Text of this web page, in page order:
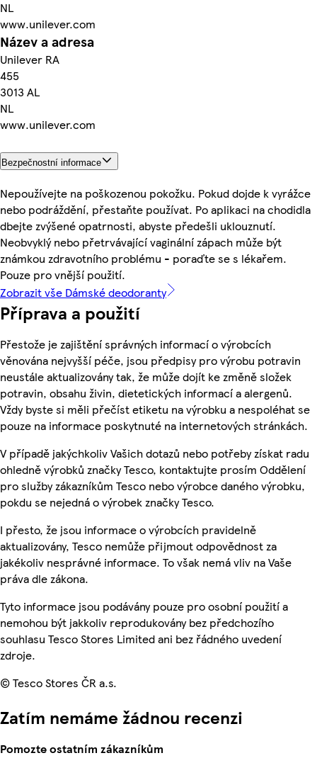
NL
www.unilever.com
Název a adresa
Unilever RA
455
3013 AL
NL
www.unilever.com
Bezpečnostní informace
Nepoužívejte na poškozenou pokožku. Pokud dojde k vyrážce
nebo podráždění, přestaňte používat. Po aplikaci na chodidla
dbejte zvýšené opatrnosti, abyste předešli uklouznutí.
Neobvyklý nebo přetrvávající vaginální zápach může být
známkou zdravotního problému - poraďte se s lékařem.
Pouze pro vnější použití.
Zobrazit vše Dámské deodoranty
Příprava a použití
Přestože je zajištění správných informací o výrobcích
věnována nejvyšší péče, jsou předpisy pro výrobu potravin
neustále aktualizovány tak, že může dojít ke změně složek
potravin, obsahu živin, dietetických informací a alergenů.
Vždy byste si měli přečíst etiketu na výrobku a nespoléhat se
pouze na informace poskytnuté na internetových stránkách.
V případě jakýchkoliv Vašich dotazů nebo potřeby získat radu
ohledně výrobků značky Tesco, kontaktujte prosím Oddělení
pro služby zákazníkům Tesco nebo výrobce daného výrobku,
pokdu se nejedná o výrobek značky Tesco.
I přesto, že jsou informace o výrobcích pravidelně
aktualizovány, Tesco nemůže přijmout odpovědnost za
jakékoliv nesprávné informace. To však nemá vliv na Vaše
práva dle zákona.
Tyto informace jsou podávány pouze pro osobní použití a
nemohou být jakkoliv reprodukovány bez předchozího
souhlasu Tesco Stores Limited ani bez řádného uvedení
zdroje.
© Tesco Stores ČR a.s.
Zatím nemáme žádnou recenzi
Pomozte ostatním zákazníkům